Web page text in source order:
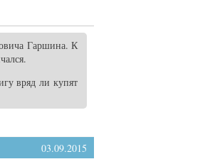
Гаршина. К
вряд ли купят
03.09.2015